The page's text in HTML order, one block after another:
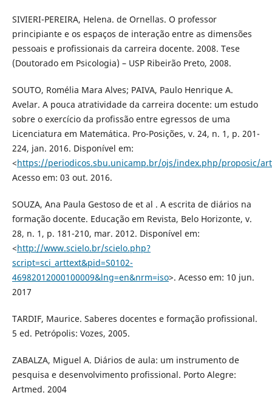
SIVIERI-PEREIRA, Helena. de Ornellas. O professor
principiante e os espaços de interação entre as dimensões
pessoais e profissionais da carreira docente. 2008. Tese
(Doutorado em Psicologia) – USP Ribeirão Preto, 2008.
SOUTO, Romélia Mara Alves; PAIVA, Paulo Henrique A.
Avelar. A pouca atratividade da carreira docente: um estudo
sobre o exercício da profissão entre egressos de uma
Licenciatura em Matemática. Pro-Posições, v. 24, n. 1, p. 201-
224, jan. 2016. Disponível em:
<https://periodicos.sbu.unicamp.br/ojs/index.php/proposic/
Acesso em: 03 out. 2016.
SOUZA, Ana Paula Gestoso de et al . A escrita de diários na
formação docente. Educação em Revista, Belo Horizonte, v.
28, n. 1, p. 181-210, mar. 2012. Disponível em:
<http://www.scielo.br/scielo.php?
script=sci_arttext&pid=S0102-
46982012000100009&lng=en&nrm=iso>. Acesso em: 10 jun.
2017
TARDIF, Maurice. Saberes docentes e formação profissional.
5 ed. Petrópolis: Vozes, 2005.
ZABALZA, Miguel A. Diários de aula: um instrumento de
pesquisa e desenvolvimento profissional. Porto Alegre:
Artmed. 2004